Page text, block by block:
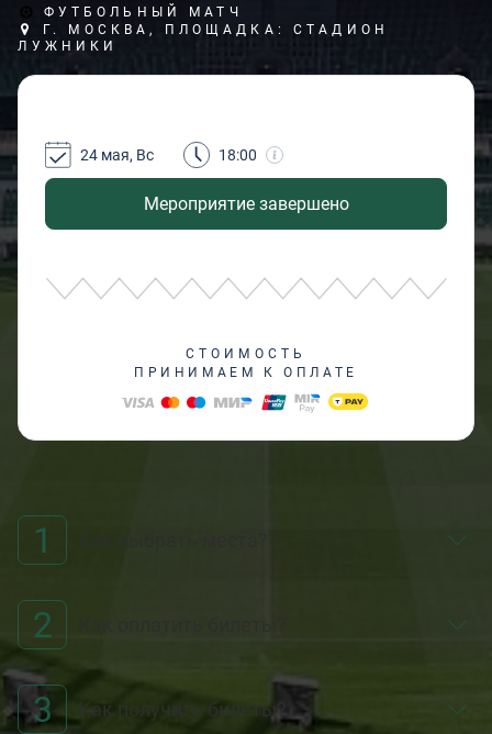
ФУТБОЛЬНЫЙ МАТЧ
Г. МОСКВА, ПЛОЩАДКА: СТАДИОН
ЛУЖНИКИ
Мероприятие завершено
24 мая, Вс 18:00
СТОИМОСТЬ
ПРИНИМАЕМ К ОПЛАТЕ
1
2
3 Как получить билеты?